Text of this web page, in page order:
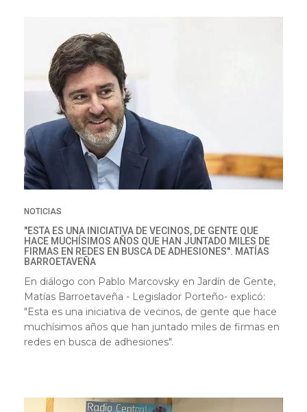
NOTICIAS
"ESTA ES UNA INICIATIVA DE VECINOS, DE GENTE QUE
HACE MUCHÍSIMOS AÑOS QUE HAN JUNTADO MILES DE
FIRMAS EN REDES EN BUSCA DE ADHESIONES". MATÍAS
BARROETAVEÑA
En diálogo con Pablo Marcovsky en Jardín de Gente,
Matías Barroetaveña - Legislador Porteño- explicó:
"Esta es una iniciativa de vecinos, de gente que hace
muchísimos años que han juntado miles de firmas en
redes en busca de adhesiones".